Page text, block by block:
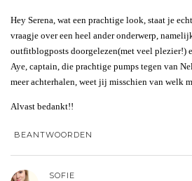
Hey Serena, wat een prachtige look, staat je
vraagje over een heel ander onderwerp,
outfitblogposts doorgelezen(met veel plezier!)
Aye, captain, die prachtige pumps tegen van
meer achterhalen, weet jij misschien van welk
Alvast bedankt!!
BEANTWOORDEN
SOFIE